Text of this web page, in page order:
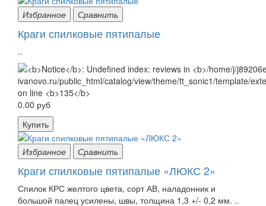
Избранное Сравнить
Краги спилковые пятипалые
..
0.00 руб
Купить
Избранное Сравнить
Краги спилковые пятипалые «ЛЮКС 2»
Спилок КРС желтого цвета, сорт АВ, наладонник и
большой палец усилены, швы, толщина 1,3 +/- 0,2 мм. ..